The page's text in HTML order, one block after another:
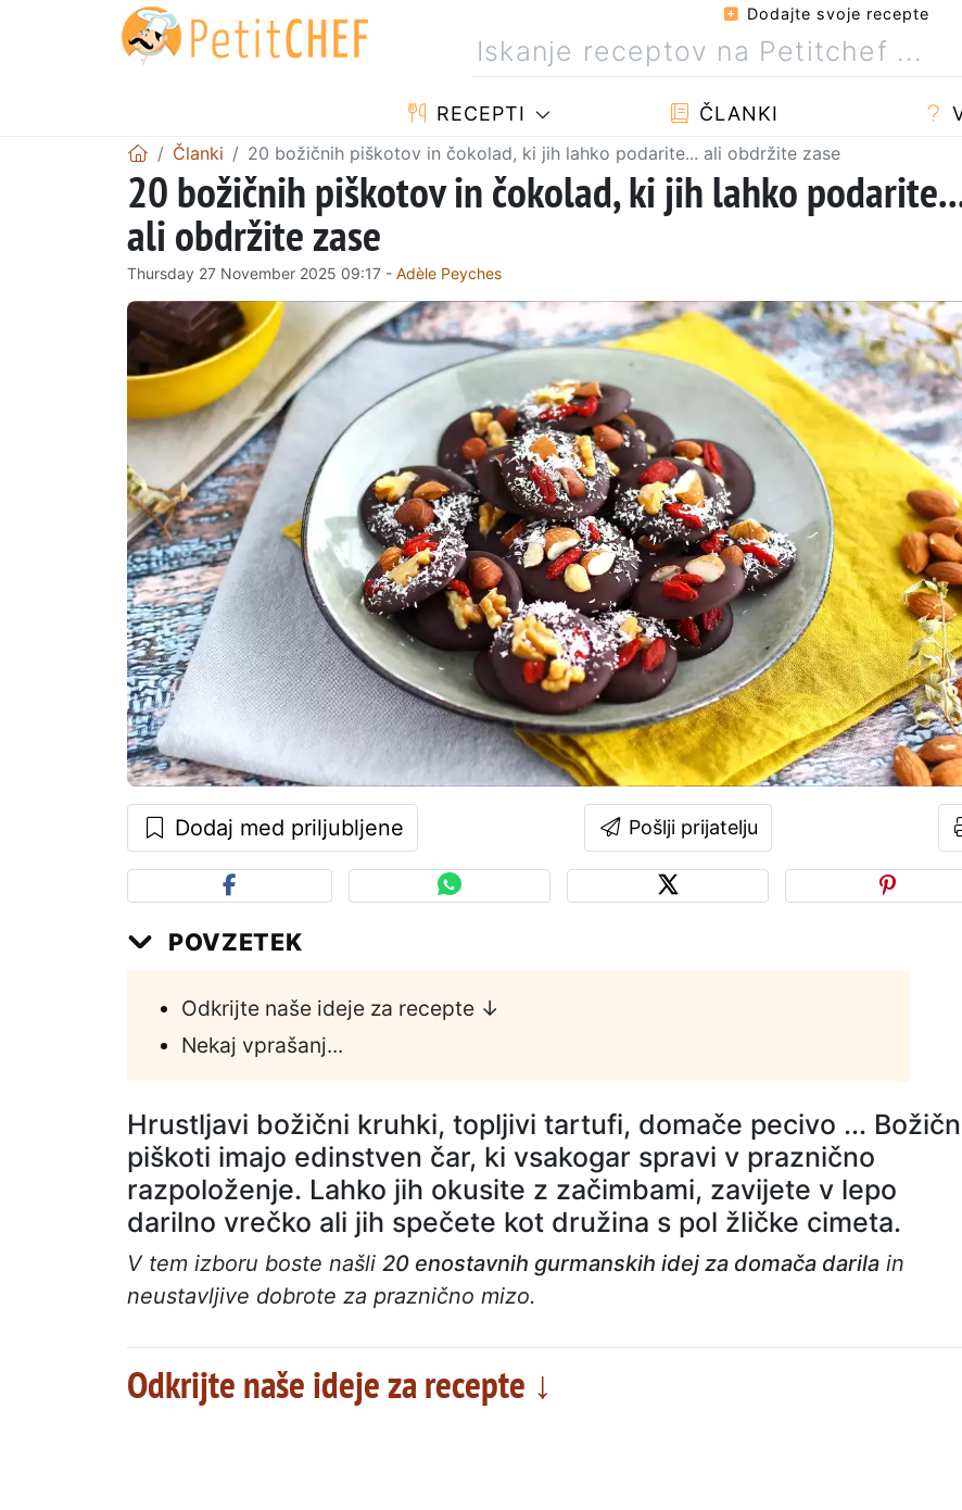
Dodajte svoje recepte
RECEPTI ČLANKI
Članki 20 božičnih piškotov in čokolad, ki jih lahko podarite... ali obdržite zase
20 božičnih piškotov in čokolad, ki jih lahko
ali obdržite zase
Thursday 27 November 2025 09:17 - Adèle Peyches
Dodaj med priljubljene Pošlji prijatelju
POVZETEK
Odkrijte naše ideje za recepte ↓
Nekaj vprašanj...
Hrustljavi božični kruhki, topljivi tartufi, domače pecivo ...
piškoti imajo edinstven čar, ki vsakogar spravi v praznično
razpoloženje. Lahko jih okusite z začimbami, zavijete v lepo
darilno vrečko ali jih spečete kot družina s pol žličke cimeta.
V tem izboru boste našli 20 enostavnih gurmanskih idej za domača darila in
neustavljive dobrote za praznično mizo.
Odkrijte naše ideje za recepte ↓